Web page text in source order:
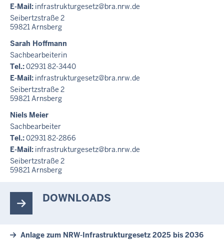
E-Mail: infrastrukturgesetz@bra.nrw.de
Seibertzstraße 2
59821Arnsberg
Sarah Hoffmann
Sachbearbeiterin
Tel.:02931 82-3440
E-Mail: infrastrukturgesetz@bra.nrw.de
Seibertzstraße 2
59821Arnsberg
Niels Meier
Sachbearbeiter
Tel.:02931 82-2866
E-Mail: infrastrukturgesetz@bra.nrw.de
Seibertzstraße 2
59821Arnsberg
DOWNLOADS
Anlage zum NRW-Infrastrukturgesetz 2025 bis 2036